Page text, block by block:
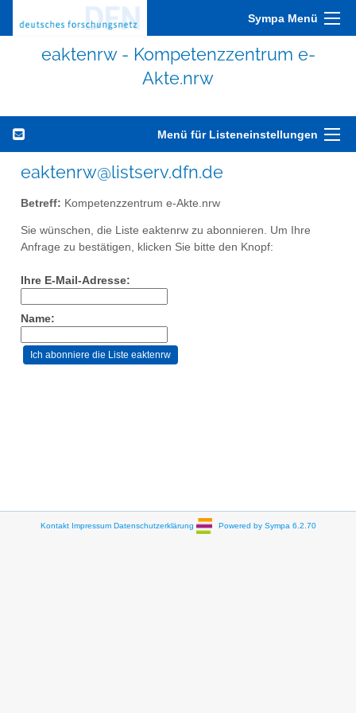
Sympa Menü
eaktenrw - Kompetenzzentrum e-
Akte.nrw
Menü für Listeneinstellungen
eaktenrw@listserv.dfn.de
Betreff: Kompetenzzentrum e-Akte.nrw
Sie wünschen, die Liste eaktenrw zu abonnieren. Um Ihre
Anfrage zu bestätigen, klicken Sie bitte den Knopf:
Ihre E-Mail-Adresse:
Name:
Kontakt Impressum Datenschutzerklärung Powered by Sympa 6.2.70